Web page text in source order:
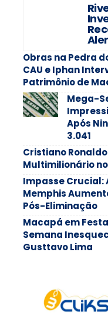
Obras na Pedra
CAU e Iphan
Patrimônio de
Mega-
Após
3.041
Cristiano
Multimilionário
Impasse Crucial:
Memphis
Pós-Eliminação
Macapá em
Semana
Gusttavo Lima